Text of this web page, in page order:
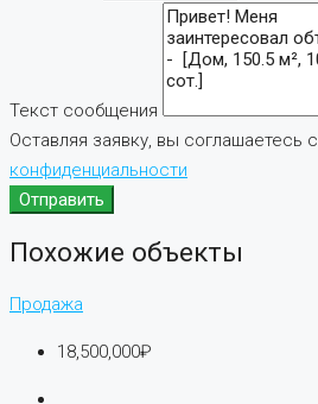
Текст сообщения
Оставляя заявку, вы соглашаетесь с
конфиденциальности
Отправить
Похожие объекты
Продажа
18,500,000₽